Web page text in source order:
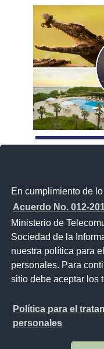
En cumplimiento de
Acuerdo No. 012-
Ministerio de
Sociedad de la
nuestra política para
personales. Para
sitio debe aceptar los
Política para el
personales
Portal
Sistema
QUITO: Seniergues E4-
GUAYAQUIL: Av. Guillermo
COTOPAXI:
Parque